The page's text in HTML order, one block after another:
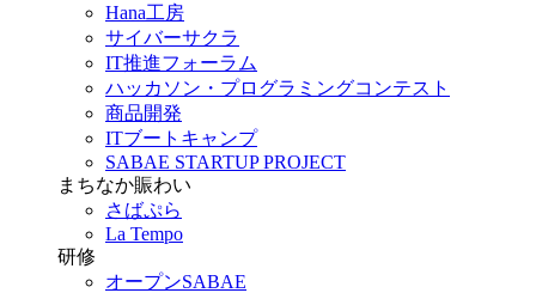
Hana工房
サイバーサクラ
IT推進フォーラム
ハッカソン・プログラミングコンテスト
商品開発
ITブートキャンプ
SABAE STARTUP PROJECT
まちなか賑わい
さばぷら
La Tempo
研修
オープンSABAE